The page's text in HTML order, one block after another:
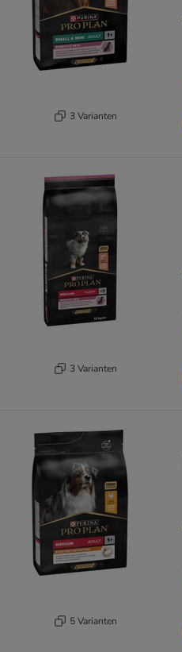
3 Varianten
3 Varianten
5 Varianten